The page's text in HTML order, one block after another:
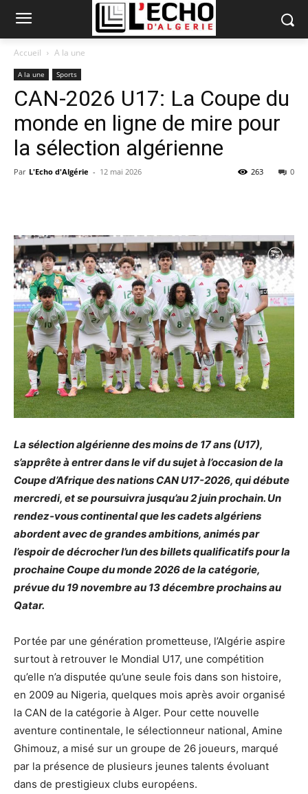
Accueil A la une
A la une Sports
CAN-2026 U17: La Coupe du
monde en ligne de mire pour
la sélection algérienne
Par L'Echo d'Algérie - 12 mai 2026 0
263
La sélection algérienne des moins de 17 ans (U17),
s’apprête à entrer dans le vif du sujet à l’occasion de la
Coupe d’Afrique des nations CAN U17-2026, qui débute
mercredi, et se poursuivra jusqu’au 2 juin prochain. Un
rendez-vous continental que les cadets algériens
abordent avec de grandes ambitions, animés par
l’espoir de décrocher l’un des billets qualificatifs pour la
prochaine Coupe du monde 2026 de la catégorie,
prévue du 19 novembre au 13 décembre prochains au
Qatar.
Portée par une génération prometteuse, l’Algérie aspire
surtout à retrouver le Mondial U17, une compétition
qu’elle n’a disputée qu’une seule fois dans son histoire,
en 2009 au Nigeria, quelques mois après avoir organisé
la CAN de la catégorie à Alger. Pour cette nouvelle
aventure continentale, le sélectionneur national, Amine
Ghimouz, a misé sur un groupe de 26 joueurs, marqué
par la présence de plusieurs jeunes talents évoluant
dans de prestigieux clubs européens.